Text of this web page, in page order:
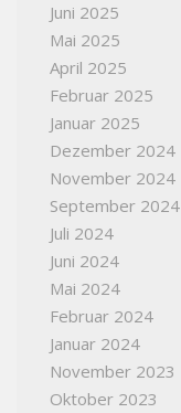
Juni 2025
Mai 2025
April 2025
Februar 2025
Januar 2025
Dezember 2024
November 2024
September 2024
Juli 2024
Juni 2024
Mai 2024
Februar 2024
Januar 2024
November 2023
Oktober 2023